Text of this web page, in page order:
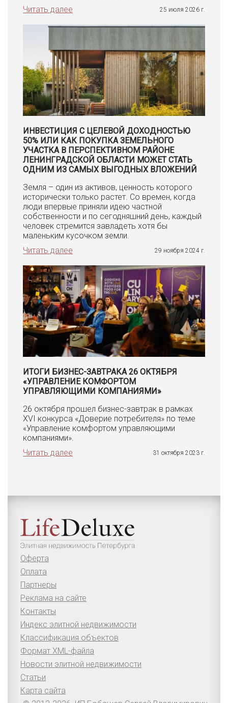
Читать далее
25 июля 2026 г.
ИНВЕСТИЦИЯ С ЦЕЛЕВОЙ ДОХОДНОСТЬЮ
50% ИЛИ КАК ПОКУПКА ЗЕМЕЛЬНОГО
УЧАСТКА В ПЕРСПЕКТИВНОМ РАЙОНЕ
ЛЕНИНГРАДСКОЙ ОБЛАСТИ МОЖЕТ СТАТЬ
ОДНИМ ИЗ САМЫХ ВЫГОДНЫХ ВЛОЖЕНИЙ
Земля – один из активов, ценность которого
исторически только растет. Со времен, когда
люди впервые приняли идею частной
собственности и по сегодняшний день, каждый
человек стремится завладеть хотя бы
маленьким кусочком земли.
Читать далее
29 ноября 2024 г.
ИТОГИ БИЗНЕС-ЗАВТРАКА 26 ОКТЯБРЯ
«УПРАВЛЕНИЕ КОМФОРТОМ
УПРАВЛЯЮЩИМИ КОМПАНИЯМИ»
26 октября прошел бизнес-завтрак в рамках
XVI конкурса «Доверие потребителя» по теме
«Управление комфортом управляющими
компаниями».
Читать далее
31 октября 2023 г.
Оферта
Оплата
Партнеры
Реклама на сайте
Контакты
Индекс элитной недвижимости
Классификация объектов
Формат XML-файла
Новости элитной недвижимости
Статьи
Карта сайта